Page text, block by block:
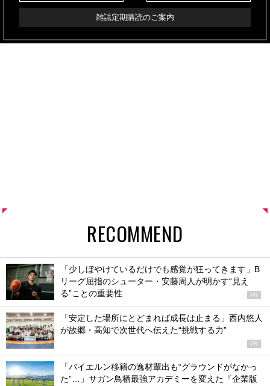
雑誌定期購読のご案内
RECOMMEND
「少しぼやけているだけでも感覚が狂ってきます」B
リーグ屈指のシューター・安藤周人が明かす“見え
る”ことの重要性
PR
「安定した場所にとどまれば成長は止まる」西内悠人
が故郷・高知で次世代へ伝えた“挑戦する力”
PR
「バイエルン移籍の逸材輩出も“グラウンドがなかっ
た”…」サガン鳥栖最強アカデミーを変えた『企業版